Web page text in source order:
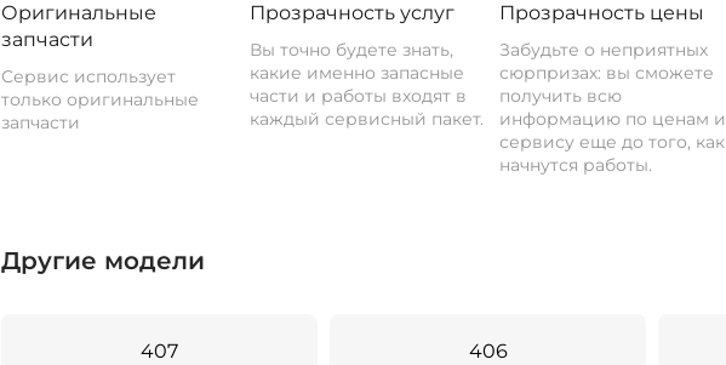
Оригинальные
запчасти
Сервис использует
только оригинальные
запчасти
Прозрачность услуг
Вы точно будете знать,
какие именно запасные
части и работы входят в
каждый сервисный пакет.
Прозрачность цены
Забудьте о неприятных
сюрпризах: вы сможете
получить всю
информацию по ценам и
сервису еще до того, как
начнутся работы.
Другие модели
407 406